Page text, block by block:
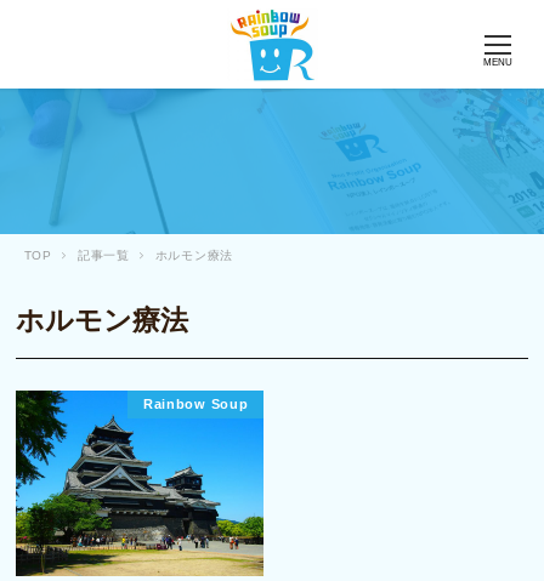
MENU
TOP 記事一覧 ホルモン療法
ホルモン療法
Rainbow Soup